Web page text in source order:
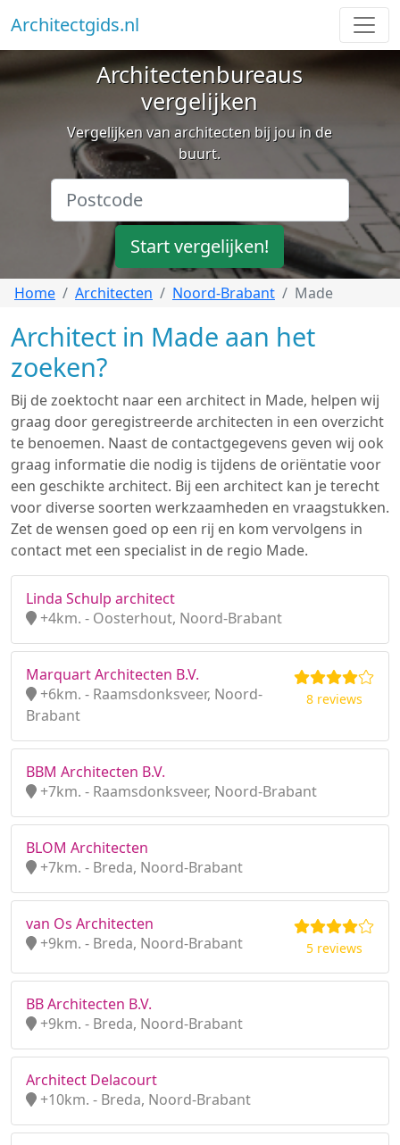
Architectgids.nl
Architectenbureaus
vergelijken
Vergelijken van architecten bij jou in de
buurt.
Start vergelijken!
Home Architecten Noord-Brabant Made
Architect in Made aan het
zoeken?
Bij de zoektocht naar een architect in Made, helpen wij
graag door geregistreerde architecten in een overzicht
te benoemen. Naast de contactgegevens geven wij ook
graag informatie die nodig is tijdens de oriëntatie voor
een geschikte architect. Bij een architect kan je terecht
voor diverse soorten werkzaamheden en vraagstukken.
Zet de wensen goed op een rij en kom vervolgens in
contact met een specialist in de regio Made.
Linda Schulp architect
+4km. - Oosterhout, Noord-Brabant
Marquart Architecten B.V.
+6km. - Raamsdonksveer, Noord-
Brabant
8 reviews
BBM Architecten B.V.
+7km. - Raamsdonksveer, Noord-Brabant
BLOM Architecten
+7km. - Breda, Noord-Brabant
van Os Architecten
+9km. - Breda, Noord-Brabant
5 reviews
BB Architecten B.V.
+9km. - Breda, Noord-Brabant
Architect Delacourt
+10km. - Breda, Noord-Brabant